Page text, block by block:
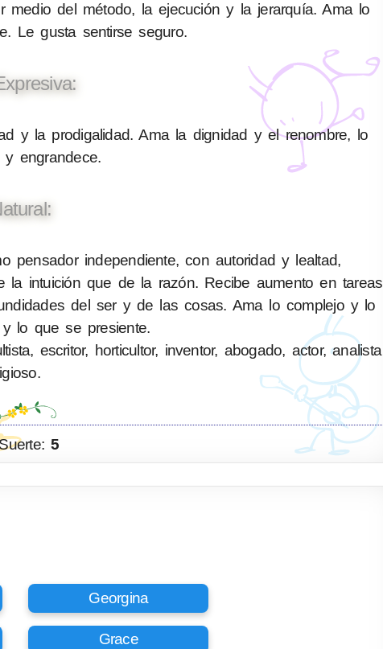
del método, la ejecución y la jerarquía. Ama lo
Le gusta sentirse seguro.
y la prodigalidad. Ama la dignidad y el renombre, lo
engrandece.
pensador independiente, con autoridad y lealtad,
la intuición que de la razón. Recibe aumento en tareas
del ser y de las cosas. Ama lo complejo y lo
lo que se presiente.
escritor, horticultor, inventor, abogado, actor, analista
5
Georgina
Grace